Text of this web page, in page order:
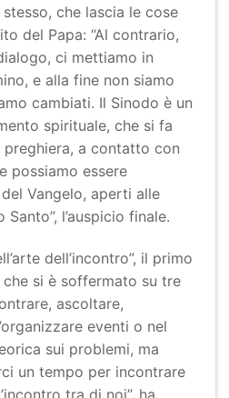
che lascia le cose
del Papa: “Al contrario,
ci mettiamo in
e alla fine non siamo
cambiati. Il Sinodo è un
spirituale, che si fa
preghiera, a contatto con
possiamo essere
Vangelo, aperti alle
l’auspicio finale.
dell’incontro”, il primo
si è soffermato su tre
ascoltare,
eventi o nel
sui problemi, ma
un tempo per incontrare